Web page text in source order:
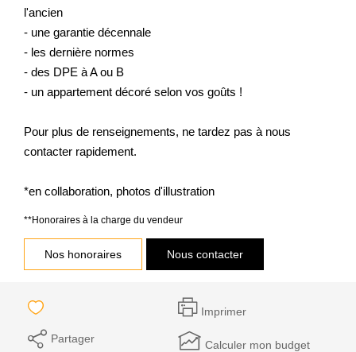
l'ancien
- une garantie décennale
- les dernière normes
- des DPE à A ou B
- un appartement décoré selon vos goûts !
Pour plus de renseignements, ne tardez pas à nous
contacter rapidement.
*en collaboration, photos d'illustration
**Honoraires à la charge du vendeur
Nos honoraires Nous contacter
Imprimer
Partager Calculer mon budget